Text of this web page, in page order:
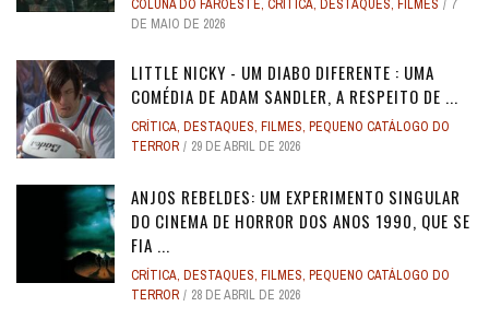
COLUNA DO FAROESTE, CRÍTICA, DESTAQUES, FILMES
7
DE MAIO DE 2026
LITTLE NICKY - UM DIABO DIFERENTE : UMA
COMÉDIA DE ADAM SANDLER, A RESPEITO DE ...
CRÍTICA, DESTAQUES, FILMES, PEQUENO CATÁLOGO DO
TERROR
29 DE ABRIL DE 2026
ANJOS REBELDES: UM EXPERIMENTO SINGULAR
DO CINEMA DE HORROR DOS ANOS 1990, QUE SE
FIA ...
CRÍTICA, DESTAQUES, FILMES, PEQUENO CATÁLOGO DO
TERROR
28 DE ABRIL DE 2026